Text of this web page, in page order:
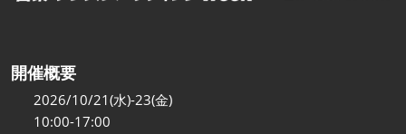
開催概要
2026/10/21(水)-23(金)
10:00-17:00